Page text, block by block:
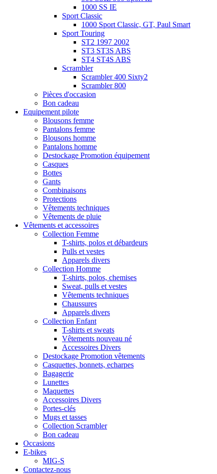
1000 SS IE
Sport Classic
1000 Sport Classic, GT, Paul Smart
Sport Touring
ST2 1997 2002
ST3 ST3S ABS
ST4 ST4S ABS
Scrambler
Scrambler 400 Sixty2
Scrambler 800
Pièces d'occasion
Bon cadeau
Equipement pilote
Blousons femme
Pantalons femme
Blousons homme
Pantalons homme
Destockage Promotion équipement
Casques
Bottes
Gants
Combinaisons
Protections
Vêtements techniques
Vêtements de pluie
Vêtements et accessoires
Collection Femme
T-shirts, polos et débardeurs
Pulls et vestes
Apparels divers
Collection Homme
T-shirts, polos, chemises
Sweat, pulls et vestes
Vêtements techniques
Chaussures
Apparels divers
Collection Enfant
T-shirts et sweats
Vêtements nouveau né
Accessoires Divers
Destockage Promotion vêtements
Casquettes, bonnets, echarpes
Bagagerie
Lunettes
Maquettes
Accessoires Divers
Portes-clés
Mugs et tasses
Collection Scrambler
Bon cadeau
Occasions
E-bikes
MIG-S
Contactez-nous